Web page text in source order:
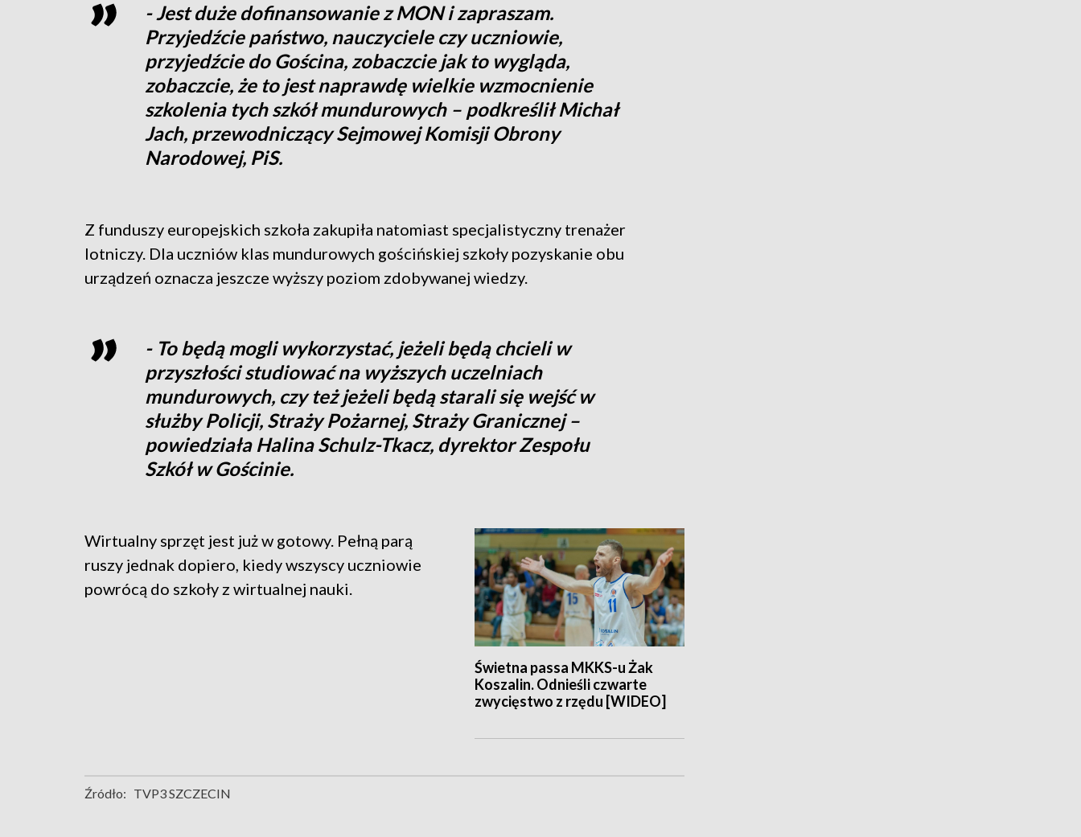
- Jest duże dofinansowanie z MON i zapraszam.
Przyjedźcie państwo, nauczyciele czy uczniowie,
przyjedźcie do Gościna, zobaczcie jak to wygląda,
zobaczcie, że to jest naprawdę wielkie wzmocnienie
szkolenia tych szkół mundurowych – podkreślił Michał
Jach, przewodniczący Sejmowej Komisji Obrony
Narodowej, PiS.
Z funduszy europejskich szkoła zakupiła natomiast specjalistyczny trenażer
lotniczy. Dla uczniów klas mundurowych gościńskiej szkoły pozyskanie obu
urządzeń oznacza jeszcze wyższy poziom zdobywanej wiedzy.
- To będą mogli wykorzystać, jeżeli będą chcieli w
przyszłości studiować na wyższych uczelniach
mundurowych, czy też jeżeli będą starali się wejść w
służby Policji, Straży Pożarnej, Straży Granicznej –
powiedziała Halina Schulz-Tkacz, dyrektor Zespołu
Szkół w Gościnie.
Świetna passa MKKS-u Żak
Koszalin. Odnieśli czwarte
zwycięstwo z rzędu [WIDEO]
Wirtualny sprzęt jest już w gotowy. Pełną parą
ruszy jednak dopiero, kiedy wszyscy uczniowie
powrócą do szkoły z wirtualnej nauki.
Źródło: TVP3 SZCZECIN